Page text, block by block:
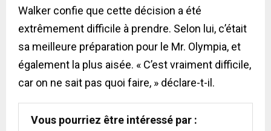
Walker confie que cette décision a été
extrêmement difficile à prendre. Selon lui, c’était
sa meilleure préparation pour le Mr. Olympia, et
également la plus aisée. « C’est vraiment difficile,
car on ne sait pas quoi faire, » déclare-t-il.
Vous pourriez être intéressé par :